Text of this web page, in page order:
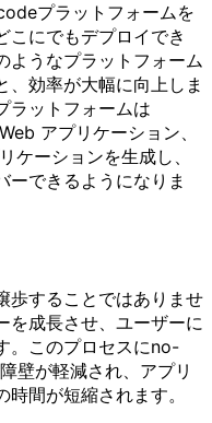
プラットフォームを
こにでもデプロイでき
ようなプラットフォーム
、効率が大幅に向上しま
ラットフォームは
アプリケーション、
ケーションを生成し、
ーできるようになりま
歩することではありませ
を成長させ、ユーザーに
。このプロセスにno-
壁が軽減され、アプリ
間が短縮されます。